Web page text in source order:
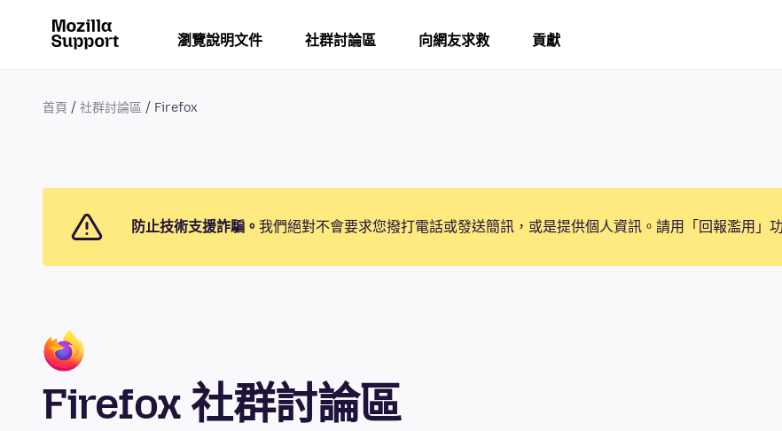
瀏覽說明文件 社群討論區 向網友求救 貢獻
首頁 社群討論區 Firefox
防止技術支援詐騙。 我們絕對不會要求您撥打電話或發送簡訊，或是提供個人資訊。請用「回報濫用」
Firefox 社群討論區